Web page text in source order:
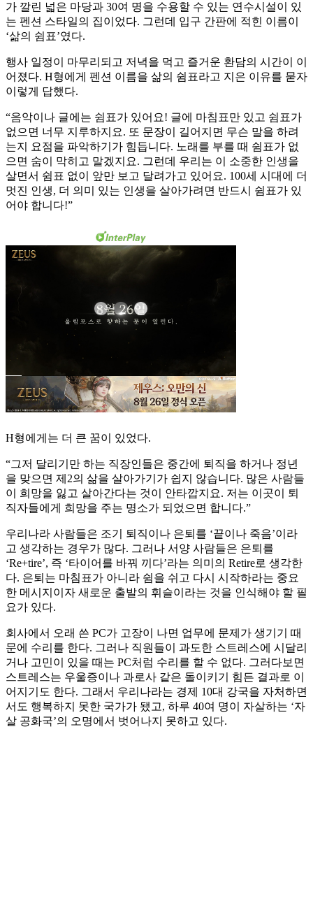
가 깔린 넓은 마당과 30여 명을 수용할 수 있는 연수시설이 있
는 펜션 스타일의 집이었다. 그런데 입구 간판에 적힌 이름이
‘삶의 쉼표’였다.
행사 일정이 마무리되고 저녁을 먹고 즐거운 환담의 시간이 이
어졌다. H형에게 펜션 이름을 삶의 쉼표라고 지은 이유를 묻자
이렇게 답했다.
“음악이나 글에는 쉼표가 있어요! 글에 마침표만 있고 쉼표가
없으면 너무 지루하지요. 또 문장이 길어지면 무슨 말을 하려
는지 요점을 파악하기가 힘듭니다. 노래를 부를 때 쉼표가 없
으면 숨이 막히고 말겠지요. 그런데 우리는 이 소중한 인생을
살면서 쉼표 없이 앞만 보고 달려가고 있어요. 100세 시대에 더
멋진 인생, 더 의미 있는 인생을 살아가려면 반드시 쉼표가 있
어야 합니다!”
H형에게는 더 큰 꿈이 있었다.
“그저 달리기만 하는 직장인들은 중간에 퇴직을 하거나 정년
을 맞으면 제2의 삶을 살아가기가 쉽지 않습니다. 많은 사람들
이 희망을 잃고 살아간다는 것이 안타깝지요. 저는 이곳이 퇴
직자들에게 희망을 주는 명소가 되었으면 합니다.”
우리나라 사람들은 조기 퇴직이나 은퇴를 ‘끝이나 죽음’이라
고 생각하는 경우가 많다. 그러나 서양 사람들은 은퇴를
‘Re+tire’, 즉 ‘타이어를 바꿔 끼다’라는 의미의 Retire로 생각한
다. 은퇴는 마침표가 아니라 쉼을 쉬고 다시 시작하라는 중요
한 메시지이자 새로운 출발의 휘슬이라는 것을 인식해야 할 필
요가 있다.
회사에서 오래 쓴 PC가 고장이 나면 업무에 문제가 생기기 때
문에 수리를 한다. 그러나 직원들이 과도한 스트레스에 시달리
거나 고민이 있을 때는 PC처럼 수리를 할 수 없다. 그러다보면
스트레스는 우울증이나 과로사 같은 돌이키기 힘든 결과로 이
어지기도 한다. 그래서 우리나라는 경제 10대 강국을 자처하면
서도 행복하지 못한 국가가 됐고, 하루 40여 명이 자살하는 ‘자
살 공화국’의 오명에서 벗어나지 못하고 있다.